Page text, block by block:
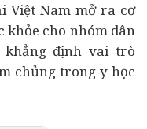
Việt Nam mở ra cơ
khỏe cho nhóm dân
khẳng định vai trò
chủng trong y học